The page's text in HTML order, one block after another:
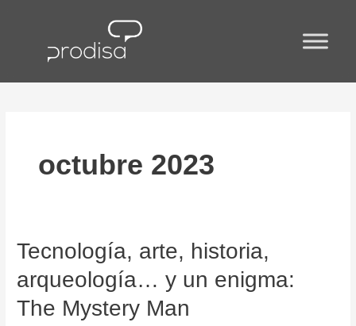
octubre 2023
Tecnología, arte, historia,
arqueología… y un enigma:
The Mystery Man
Tecnología,
arte,
historia,
arqueología…
y